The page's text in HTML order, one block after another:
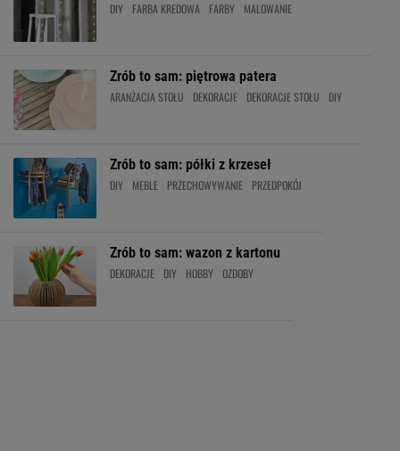
DIY FARBA KREDOWA FARBY MALOWANIE
Zrób to sam: piętrowa patera
ARANŻACJA STOŁU DEKORACJE DEKORACJE STOŁU DIY
Zrób to sam: półki z krzeseł
DIY MEBLE PRZECHOWYWANIE PRZEDPOKÓJ
Zrób to sam: wazon z kartonu
DEKORACJE DIY HOBBY OZDOBY